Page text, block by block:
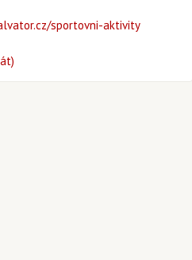
sportovni-aktivity